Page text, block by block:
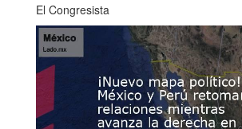
El Congresista